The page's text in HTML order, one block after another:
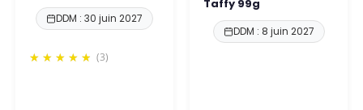
DDM : 30 juin 2027
(3)
Taffy 99g
DDM : 8 juin 2027